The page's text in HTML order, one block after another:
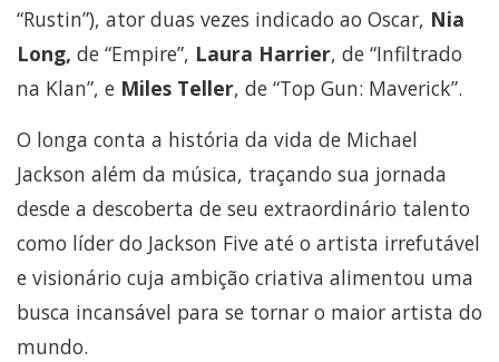
“Rustin”), ator duas vezes indicado ao Oscar, Nia
Long, de “Empire”, Laura Harrier, de “Infiltrado
na Klan”, e Miles Teller, de “Top Gun: Maverick”.
O longa conta a história da vida de Michael
Jackson além da música, traçando sua jornada
desde a descoberta de seu extraordinário talento
como líder do Jackson Five até o artista irrefutável
e visionário cuja ambição criativa alimentou uma
busca incansável para se tornar o maior artista do
mundo.